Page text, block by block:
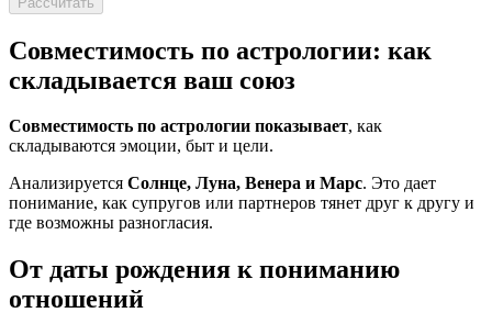
Совместимость по астрологии: как
складывается ваш союз
Совместимость по астрологии показывает, как
складываются эмоции, быт и цели.
Анализируется Солнце, Луна, Венера и Марс. Это дает
понимание, как супругов или партнеров тянет друг к другу и
где возможны разногласия.
От даты рождения к пониманию
отношений